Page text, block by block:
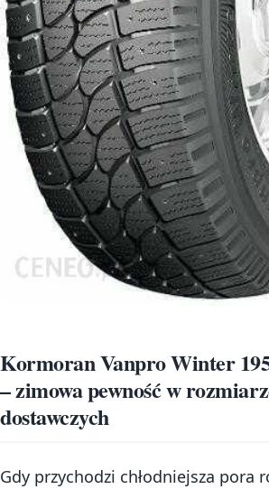
Kormoran Vanpro Winter
– zimowa pewność w
dostawczych
Gdy przychodzi chłodniejsza pora